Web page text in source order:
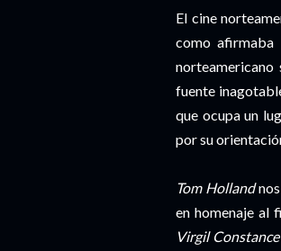
El cine
como
fuente
que ocupa un
por su
Tom Hollandnos
en homenaje al
Virgil